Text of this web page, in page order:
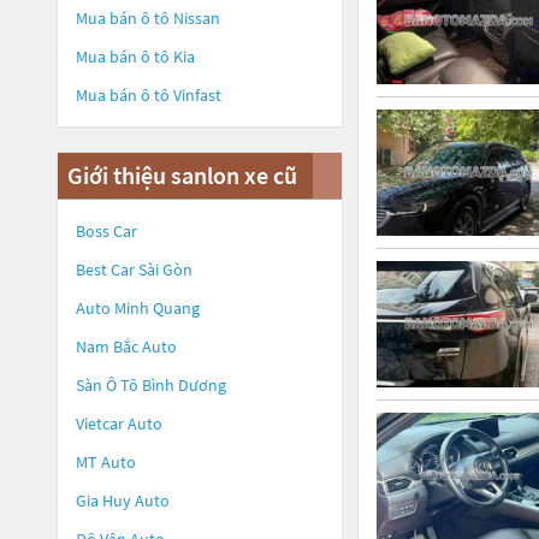
Mua bán ô tô Nissan
Mua bán ô tô Kia
Mua bán ô tô Vinfast
Giới thiệu sanlon xe cũ
Boss Car
Best Car Sài Gòn
Auto Minh Quang
Nam Bắc Auto
Sàn Ô Tô Bình Dương
Vietcar Auto
MT Auto
Gia Huy Auto